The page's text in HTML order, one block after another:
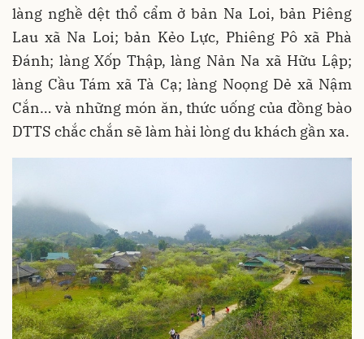
làng nghề dệt thổ cẩm ở bản Na Loi, bản Piêng
Lau xã Na Loi; bản Kẻo Lực, Phiêng Pô xã Phà
Đánh; làng Xốp Thập, làng Nản Na xã Hữu Lập;
làng Cầu Tám xã Tà Cạ; làng Noọng Dẻ xã Nậm
Cắn… và những món ăn, thức uống của đồng bào
DTTS chắc chắn sẽ làm hài lòng du khách gần xa.